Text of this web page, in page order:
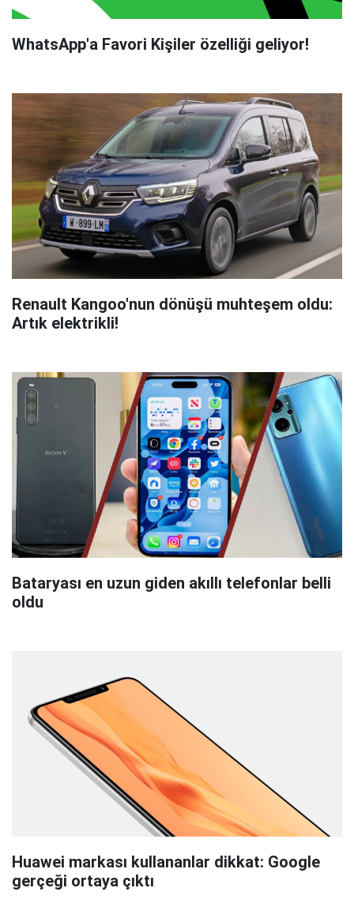
WhatsApp'a Favori Kişiler özelliği geliyor!
Renault Kangoo'nun dönüşü muhteşem oldu:
Artık elektrikli!
Bataryası en uzun giden akıllı telefonlar belli
oldu
Huawei markası kullananlar dikkat: Google
gerçeği ortaya çıktı